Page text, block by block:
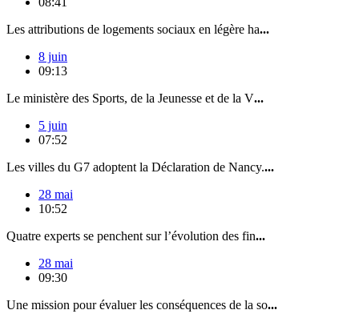
Les attributions de logements sociaux en légère ha...
8 juin
09:13
Le ministère des Sports, de la Jeunesse et de la V...
5 juin
07:52
Les villes du G7 adoptent la Déclaration de Nancy....
28 mai
10:52
Quatre experts se penchent sur l’évolution des fin...
28 mai
09:30
Une mission pour évaluer les conséquences de la so...